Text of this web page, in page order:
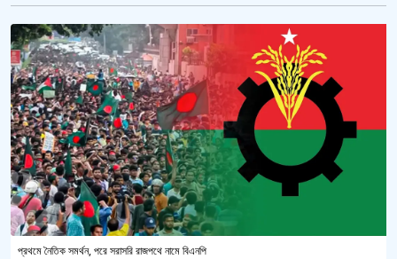
প্রথমে নৈতিক সমর্থন, পরে সরাসরি রাজপথে নামে বিএনপি